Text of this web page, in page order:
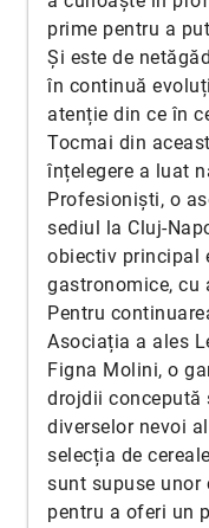
prime pentru a
Și este de
în continuă
atenție din ce în
Tocmai din
înțelegere a luat
Profesioniști, o
sediul la Cluj-
obiectiv principal
gastronomice, cu
Pentru
Asociația a ales
Figna Molini, o
drojdii concepută
diverselor nevoi
selecția de
sunt supuse unor
pentru a oferi un